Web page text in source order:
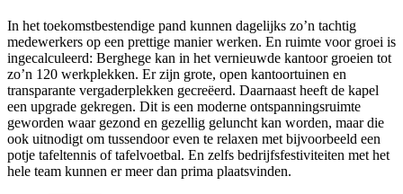
In het toekomstbestendige pand kunnen dagelijks zo’n tachtig
medewerkers op een prettige manier werken. En ruimte voor groei is
ingecalculeerd: Berghege kan in het vernieuwde kantoor groeien tot
zo’n 120 werkplekken. Er zijn grote, open kantoortuinen en
transparante vergaderplekken gecreëerd. Daarnaast heeft de kapel
een upgrade gekregen. Dit is een moderne ontspanningsruimte
geworden waar gezond en gezellig geluncht kan worden, maar die
ook uitnodigt om tussendoor even te relaxen met bijvoorbeeld een
potje tafeltennis of tafelvoetbal. En zelfs bedrijfsfestiviteiten met het
hele team kunnen er meer dan prima plaatsvinden.